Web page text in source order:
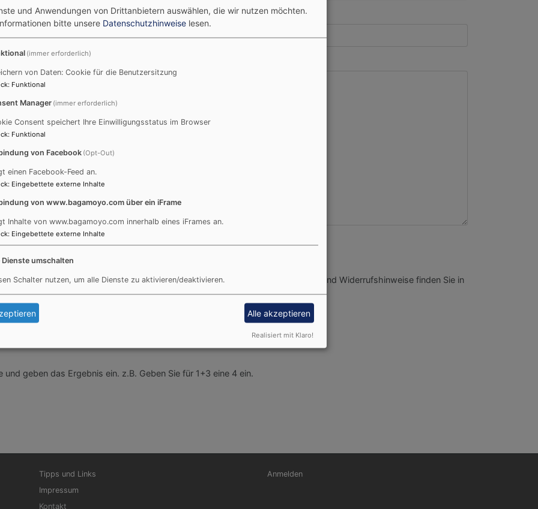
Internetadressen an.
zur Bearbeitung Ihres Anliegens verwendet werden. Weitere Informationen und Widerrufshinweise finden Sie in
geben das Ergebnis ein. z.B. Geben Sie für 1+3 eine 4 ein.
Fußbereichsmenü
Tipps und Links
Impressum
Kontakt
Benutzermenü
Anmelden
und Anwendungen von Drittanbietern auswählen, die wir nutzen möchten.
bitte unsere Datenschutzhinweise lesen.
(immer erforderlich)
von Daten: Cookie für die Benutzersitzung
: Funktional
Manager (immer erforderlich)
Consent speichert Ihre Einwilligungsstatus im Browser
: Funktional
von Facebook (Opt-Out)
einen Facebook-Feed an.
: Eingebettete externe Inhalte
von www.bagamoyo.com über ein iFrame
Inhalte von www.bagamoyo.com innerhalb eines iFrames an.
: Eingebettete externe Inhalte
Dienste umschalten
Schalter nutzen, um alle Dienste zu aktivieren/deaktivieren.
Alle akzeptieren
Realisiert mit Klaro!